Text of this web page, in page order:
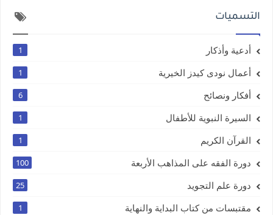
التسميات
أدعية وأذكار 1
أعمال نودى كيدز الخيرية 1
أفكار ونصائح 6
السيرة النبوية للأطفال 1
القرآن الكريم 1
دورة الفقه على المذاهب الأربعة 100
دورة علم التجويد 25
مقتبسات من كتاب البداية والنهاية 1